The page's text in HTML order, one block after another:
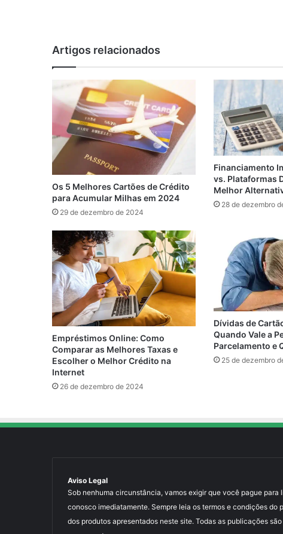
Artigos relacionados
Os 5 Melhores Cartões de Crédito
para Acumular Milhas em 2024
29 de dezembro de 2024
Financiamento
vs. Plataformas
Melhor
28 de dezembro
Empréstimos Online: Como
Comparar as Melhores Taxas e
Escolher o Melhor Crédito na
Internet
26 de dezembro de 2024
Dívidas de
Quando Vale a
Parcelamento e
25 de dezembro
Aviso Legal
Sob nenhuma circunstância, vamos exigir que você pague
conosco imediatamente. Sempre leia os termos e condições
dos produtos apresentados neste site. Todas as publicações